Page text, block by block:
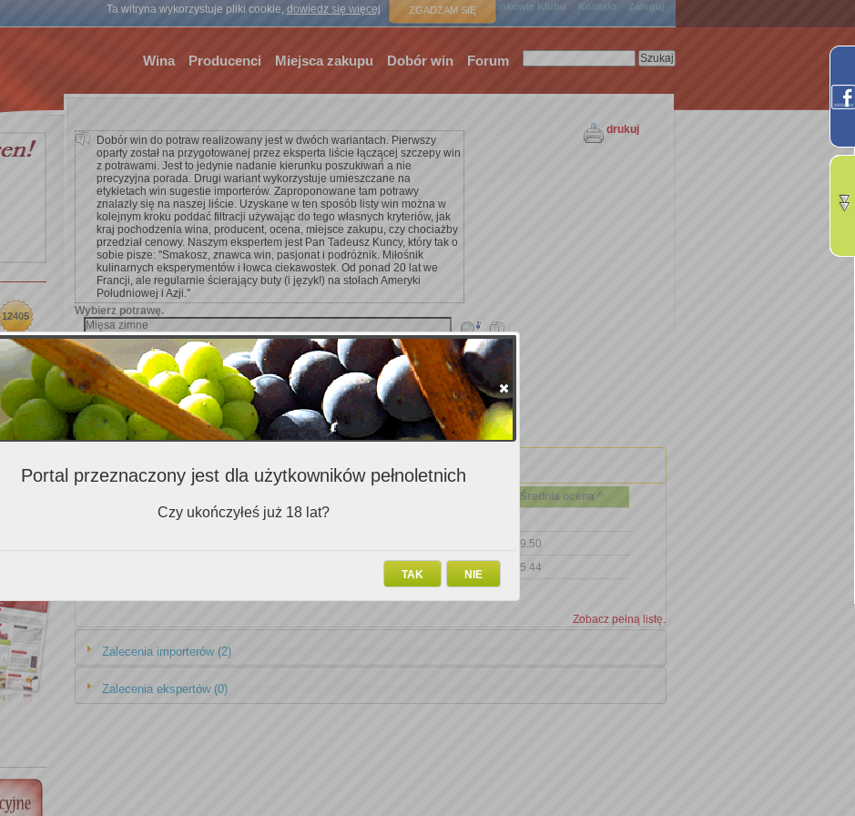
Ta witryna wykorzystuje pliki cookie, dowiedz się więcej ZGADZAM SIĘ
Strona główna Członkowie Klubu Kontakt Zaloguj
Wina Producenci Miejsca zakupu Dobór win Forum
12405
drukuj
Dobór win do potraw realizowany jest w dwóch wariantach. Pierwszy
oparty został na przygotowanej przez eksperta liście łączącej szczepy win
z potrawami. Jest to jedynie nadanie kierunku poszukiwań a nie
precyzyjna porada. Drugi wariant wykorzystuje umieszczane na
etykietach win sugestie importerów. Zaproponowane tam potrawy
znalazły się na naszej liście. Uzyskane w ten sposób listy win można w
kolejnym kroku poddać filtracji używając do tego własnych kryteriów, jak
kraj pochodzenia wina, producent, ocena, miejsce zakupu, czy chociażby
przedział cenowy. Naszym ekspertem jest Pan Tadeusz Kuncy, który tak o
sobie pisze: ''Smakosz, znawca win, pasjonat i podróżnik. Miłośnik
kulinarnych eksperymentów i łowca ciekawostek. Od ponad 20 lat we
Francji, ale regularnie ścierający buty (i język!) na stołach Ameryki
Południowej i Azji.''
Wybierz potrawę.
Dodaj kryterium wyszukiwania.
Zalecenia Klubowiczów (2)
Średnia ocena ^
9.50
5.44
Zobacz pełną listę.
Zalecenia importerów (2)
Zalecenia ekspertów (0)
Portal przeznaczony jest dla użytkowników pełnoletnich
Czy ukończyłeś już 18 lat?
NIE
TAK